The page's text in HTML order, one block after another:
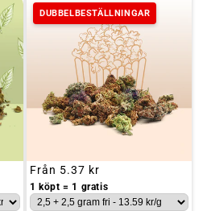
DUBBELBESTÄLLNINGAR
Ordinarie
pris
Från 5.37 kr
1 köpt = 1 gratis